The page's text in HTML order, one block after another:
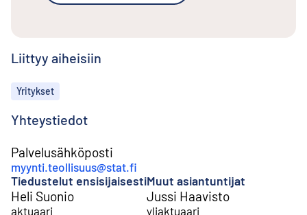
Liittyy aiheisiin
Aiheet
Yritykset
Yhteystiedot
Palvelusähköposti
myynti.teollisuus@stat.fi
Tiedustelut ensisijaisesti
Heli Suonio
aktuaari
Muut asiantuntijat
Jussi Haavisto
yliaktuaari